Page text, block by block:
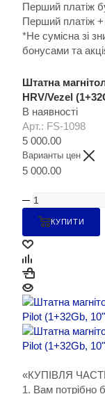
Перший платіж
Перший платіж +
*Не сумісна зі
бонусами та
Штатна
HRV/Vezel
В наявності
Арт.: FS-1098
5 000.00
Варианты цен
5 000.00
КУПИТИ
«КУПІВЛЯ
1. Вам потрібно